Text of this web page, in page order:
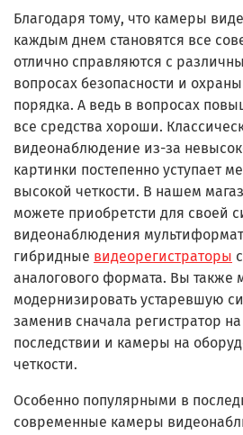
Благодаря тому, что камеры
каждым днем становятся все
отлично справляются с
вопросах безопасности и
порядка. А ведь в вопросах
все средства хороши.
видеонаблюдение из-за
картинки постепенно уступает
высокой четкости. В нашем
можете приобретсти для своей
видеонаблюдения
гибридные видеорегистраторы
аналогового формата. Вы также
модернизировать устаревшую
заменив сначала регистратор
последствии и камеры на
четкости.
Особенно популярными в
современные камеры